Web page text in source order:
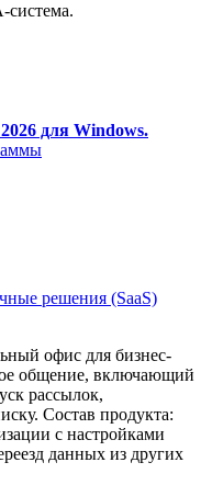
система.
для Windows.
решения (SaaS)
офис для бизнес-
общение, включающий
рассылок,
Состав продукта:
с настройками
данных из других